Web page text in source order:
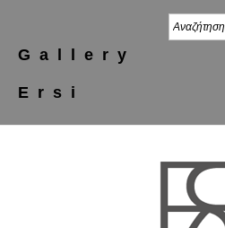
Gallery
Ersi